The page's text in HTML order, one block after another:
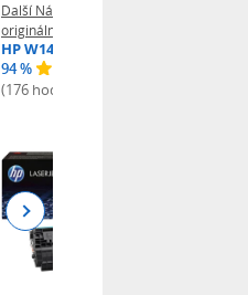
Další Náplně a tonery -
originální
HP W1420A - originální
94 %
(176 hodnocení)
Next